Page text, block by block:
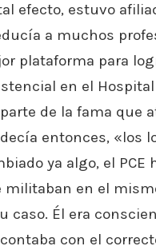
efecto, estuvo
a muchos
plataforma para
en el Hospital
de la fama que
entonces, «los
ya algo, el PCE
militaban en el
caso. Él era
con el